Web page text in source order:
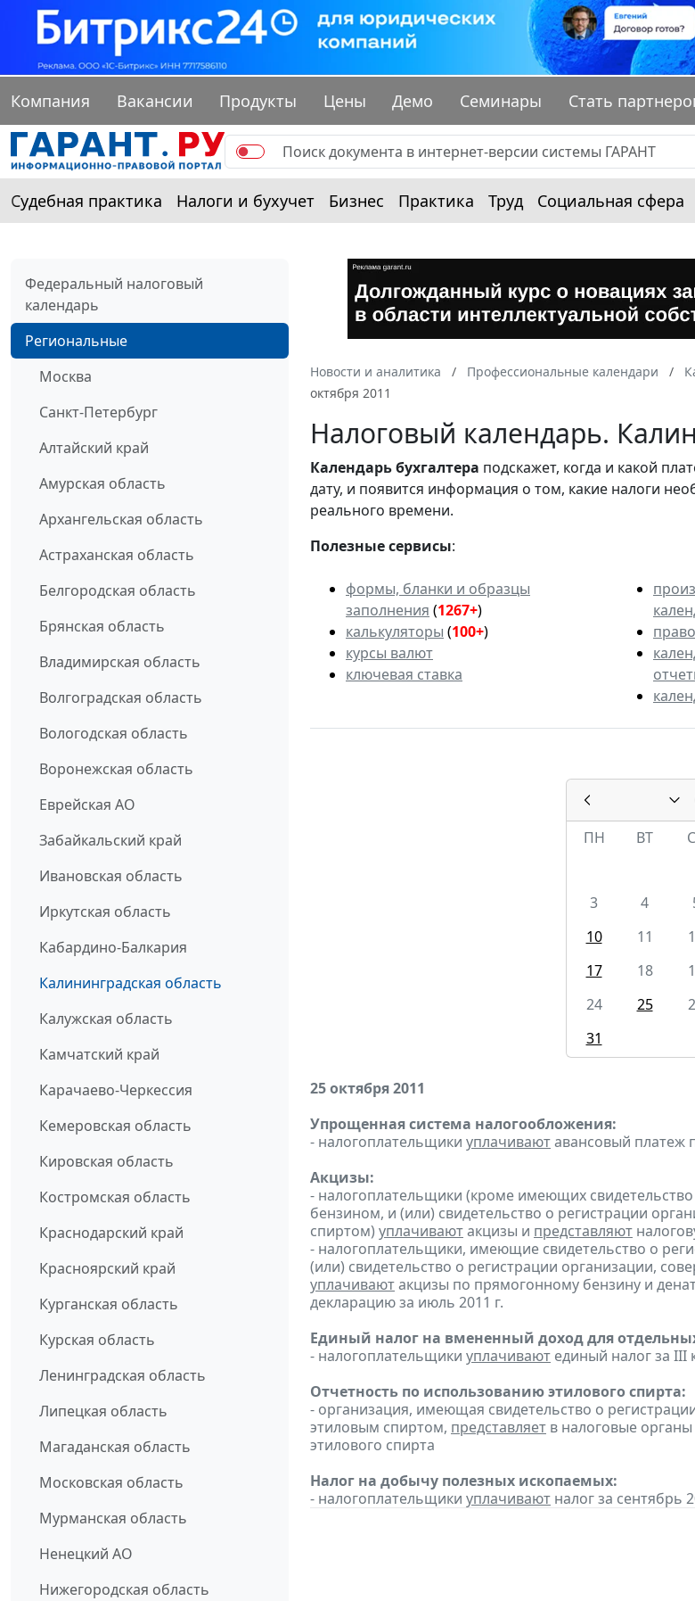
Компания Вакансии Продукты Цены Демо Семинары Стать
Судебная практика Налоги и бухучет Бизнес Практика Труд Социальная сфера
Федеральный налоговый
календарь
Региональные
Москва
Санкт-Петербург
Алтайский край
Амурская область
Архангельская область
Астраханская область
Белгородская область
Брянская область
Владимирская область
Волгоградская область
Вологодская область
Воронежская область
Еврейская АО
Забайкальский край
Ивановская область
Иркутская область
Кабардино-Балкария
Калининградская область
Калужская область
Камчатский край
Карачаево-Черкессия
Кемеровская область
Кировская область
Костромская область
Краснодарский край
Красноярский край
Курганская область
Курская область
Ленинградская область
Липецкая область
Магаданская область
Московская область
Мурманская область
Ненецкий АО
Нижегородская область
Новости и аналитика Профессиональные календари
октября 2011
Налоговый календарь.
Календарьбухгалтера подскажет, когда и какой
дату, и появится информация о том, какие налоги
реального времени.
Полезные сервисы:
формы, бланки и образцы
заполнения (1267+)
калькуляторы (100+)
курсы валют
ключевая ставка
ПН
ВТ
3
4
10
11
17
18
24
25
31
25 октября 2011
Упрощенная система налогообложения:
- налогоплательщики уплачиваютавансовый платеж
Акцизы:
- налогоплательщики (кроме имеющих
бензином, и (или) свидетельство о регистрации
спиртом) уплачиваютакцизы и представляют
- налогоплательщики, имеющие свидетельство о
(или) свидетельство о регистрации организации,
уплачиваютакцизы по прямогонному бензину и
декларацию за июль 2011 г.
Единый налог на вмененный доход для
- налогоплательщики уплачивают единый налог за III
Отчетность по использованию этилового спирта:
- организация, имеющая свидетельство о
этиловым спиртом, представляет в налоговые
этилового спирта
Налог на добычу полезных ископаемых:
- налогоплательщики уплачивают налог за сентябрь